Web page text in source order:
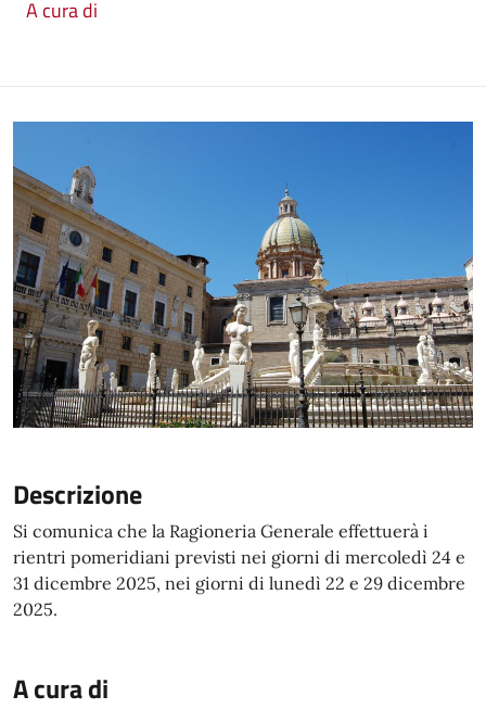
A cura di
Descrizione
Si comunica che la Ragioneria Generale effettuerà i
rientri pomeridiani previsti nei giorni di mercoledì 24 e
31 dicembre 2025, nei giorni di lunedì 22 e 29 dicembre
2025.
A cura di